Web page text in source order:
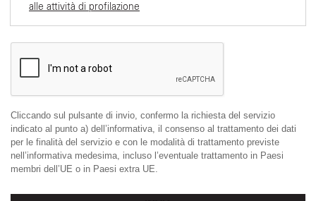
alle attività di profilazione
Cliccando sul pulsante di invio, confermo la richiesta del servizio
indicato al punto a) dell’informativa, il consenso al trattamento dei dati
per le finalità del servizio e con le modalità di trattamento previste
nell’informativa medesima, incluso l’eventuale trattamento in Paesi
membri dell’UE o in Paesi extra UE.